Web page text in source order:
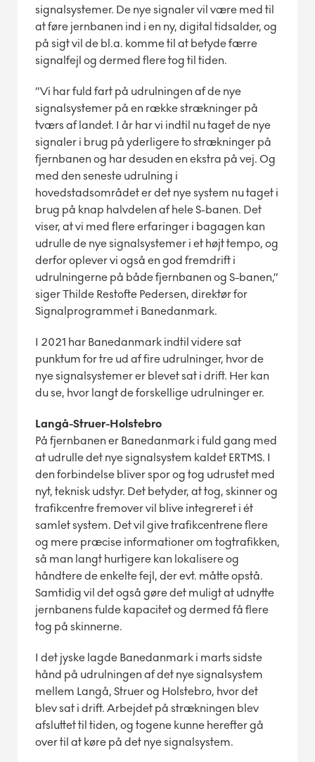
signalsystemer. De nye signaler vil være med til
at føre jernbanen ind i en ny, digital tidsalder, og
på sigt vil de bl.a. komme til at betyde færre
signalfejl og dermed flere tog til tiden.
”Vi har fuld fart på udrulningen af de nye
signalsystemer på en række strækninger på
tværs af landet. I år har vi indtil nu taget de nye
signaler i brug på yderligere to strækninger på
fjernbanen og har desuden en ekstra på vej. Og
med den seneste udrulning i
hovedstadsområdet er det nye system nu taget i
brug på knap halvdelen af hele S-banen. Det
viser, at vi med flere erfaringer i bagagen kan
udrulle de nye signalsystemer i et højt tempo, og
derfor oplever vi også en god fremdrift i
udrulningerne på både fjernbanen og S-banen,”
siger Thilde Restofte Pedersen, direktør for
Signalprogrammet i Banedanmark.
I 2021 har Banedanmark indtil videre sat
punktum for tre ud af fire udrulninger, hvor de
nye signalsystemer er blevet sat i drift. Her kan
du se, hvor langt de forskellige udrulninger er.
Langå-Struer-Holstebro
På fjernbanen er Banedanmark i fuld gang med
at udrulle det nye signalsystem kaldet ERTMS. I
den forbindelse bliver spor og tog udrustet med
nyt, teknisk udstyr. Det betyder, at tog, skinner og
trafikcentre fremover vil blive integreret i ét
samlet system. Det vil give trafikcentrene flere
og mere præcise informationer om togtrafikken,
så man langt hurtigere kan lokalisere og
håndtere de enkelte fejl, der evt. måtte opstå.
Samtidig vil det også gøre det muligt at udnytte
jernbanens fulde kapacitet og dermed få flere
tog på skinnerne.
I det jyske lagde Banedanmark i marts sidste
hånd på udrulningen af det nye signalsystem
mellem Langå, Struer og Holstebro, hvor det
blev sat i drift. Arbejdet på strækningen blev
afsluttet til tiden, og togene kunne herefter gå
over til at køre på det nye signalsystem.